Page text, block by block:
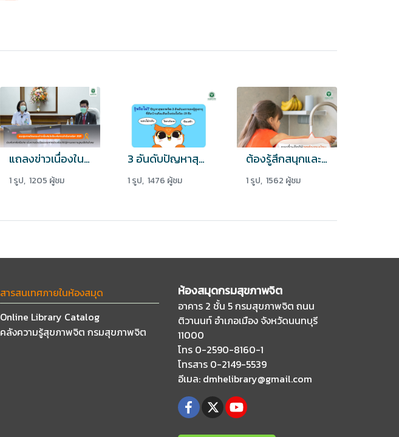
แถลงข่าวเนื่องในวันป้องกันการฆ่าตัวตายโลก 2021
1 รูป, 1205 ผู้ชม
3 อันดับปัญหาสุขภาพจิตในผู้สูงอายุติดบ้านติดเตียงช่วงโควิด 19
1 รูป, 1476 ผู้ชม
ต้องรู้สึกสนุกและรู้ว่านี่คือหน้าที่ที่ต้องช่วยกัน
1 รูป, 1562 ผู้ชม
สารสนเทศภายในห้องสมุด
Online Library Catalog
คลังความรู้สุขภาพจิต กรมสุขภาพจิต
ห้องสมุดกรมสุขภาพจิต
อาคาร 2 ชั้น 5 กรมสุขภาพจิต ถนน
ติวานนท์ อำเภอเมือง จังหวัดนนทบุรี
11000
โทร 0-2590-8160-1
โทรสาร 0-2149-5539
อีเมล: dmhelibrary@gmail.com